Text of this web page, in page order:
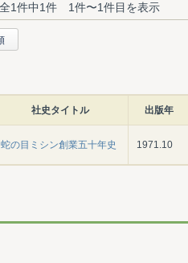
1件中1件 1件〜1件目を表示
社史タイトル 出版年
蛇の目ミシン創業五十年史 1971.10